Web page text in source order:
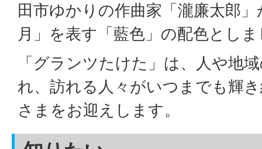
田市ゆかりの作曲家「瀧廉太郎
月」を表す「藍色」の配色とし
「グランツたけた」は、人や地
れ、訪れる人々がいつまでも輝
さまをお迎えします。